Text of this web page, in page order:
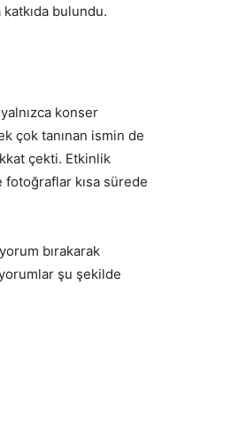
bulundu.
konser
çok tanınan ismin de
çekti. Etkinlik
kısa sürede
bırakarak
şu şekilde